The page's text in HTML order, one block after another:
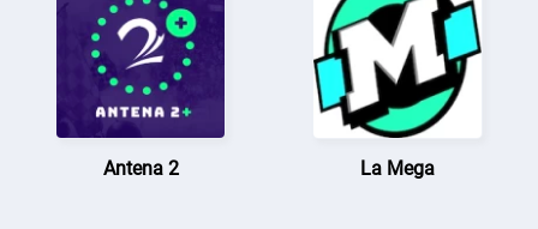
Antena 2 La Mega